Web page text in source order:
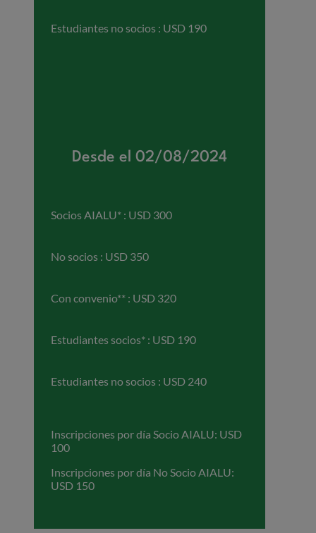
Estudiantes no socios : USD 190
Desde el 02/08/2024
Socios AIALU* : USD 300
No socios : USD 350
Con convenio** : USD 320
Estudiantes socios* : USD 190
Estudiantes no socios : USD 240
Inscripciones por día Socio AIALU: USD
100
Inscripciones por día No Socio AIALU:
USD 150